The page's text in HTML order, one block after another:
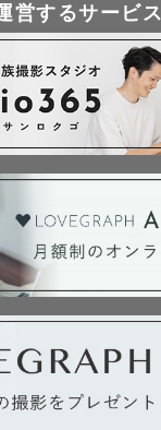
営するサービス